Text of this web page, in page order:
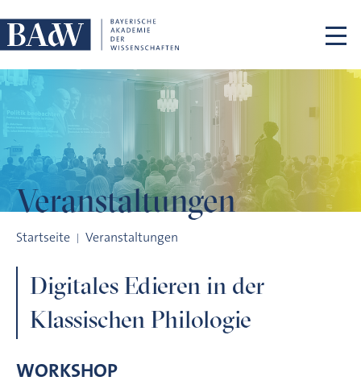
Veranstaltungen
Startseite Veranstaltungen
Digitales Edieren in der
Klassischen Philologie
WORKSHOP